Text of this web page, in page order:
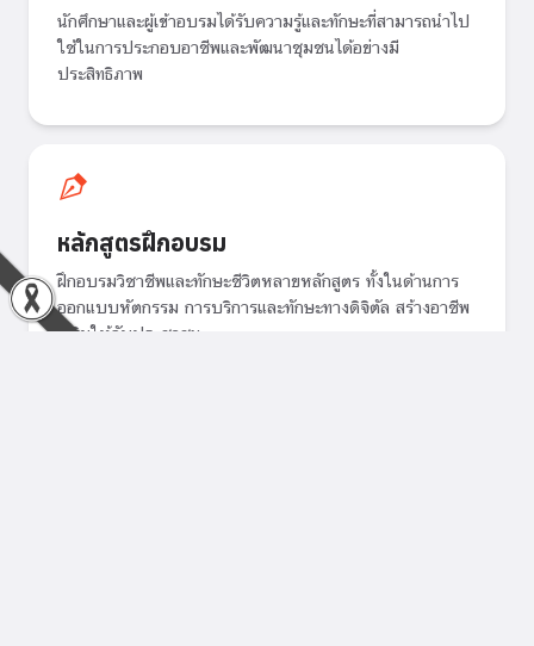
นักศึกษาและผู้เข้าอบรมได้รับความรู้และทักษะที่สามารถนำไป
ใช้ในการประกอบอาชีพและพัฒนาชุมชนได้อย่างมี
ประสิทธิภาพ
หลักสูตรฝึกอบรม
ฝึกอบรมวิชาชีพและทักษะชีวิตหลายหลักสูตร ทั้งในด้านการ
ออกแบบหัตกรรม การบริการและทักษะทางดิจิตัล สร้างอาชีพ
เสริมให้กับประชาชน